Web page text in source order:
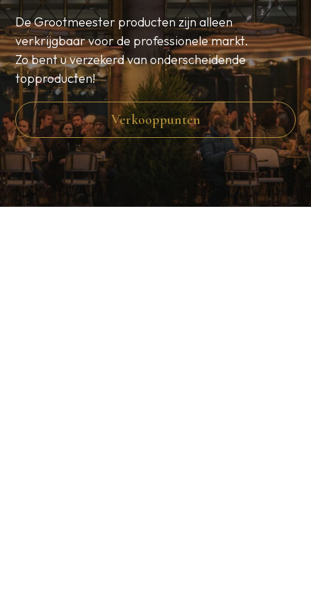
De Grootmeester producten zijn alleen
verkrijgbaar voor de professionele markt.
Zo bent u verzekerd van onderscheidende
topproducten!
Verkooppunten